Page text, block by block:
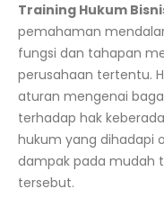
Training Hukum
pemahaman
fungsi dan tahapan
perusahaan tertentu.
aturan mengenai
terhadap hak
hukum yang dihadapi
dampak pada mudah
tersebut.